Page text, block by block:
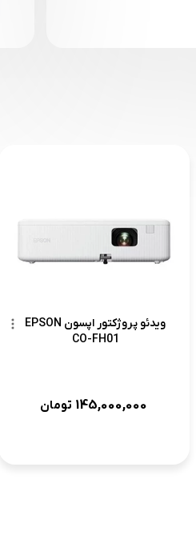
ویدئو پروژکتور اپسون EPSON
CO-FH01
145,000,000 تومان